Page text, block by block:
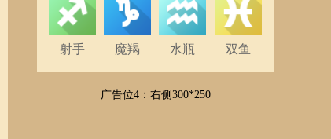
射手 魔羯 水瓶 双鱼
广告位4：右侧300*250